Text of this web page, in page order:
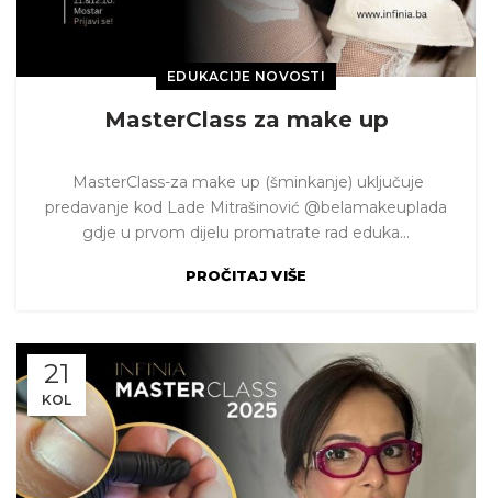
EDUKACIJE NOVOSTI
MasterClass za make up
MasterClass-za make up (šminkanje) uključuje
predavanje kod Lade Mitrašinović @belamakeuplada
gdje u prvom dijelu promatrate rad eduka...
PROČITAJ VIŠE
21
KOL